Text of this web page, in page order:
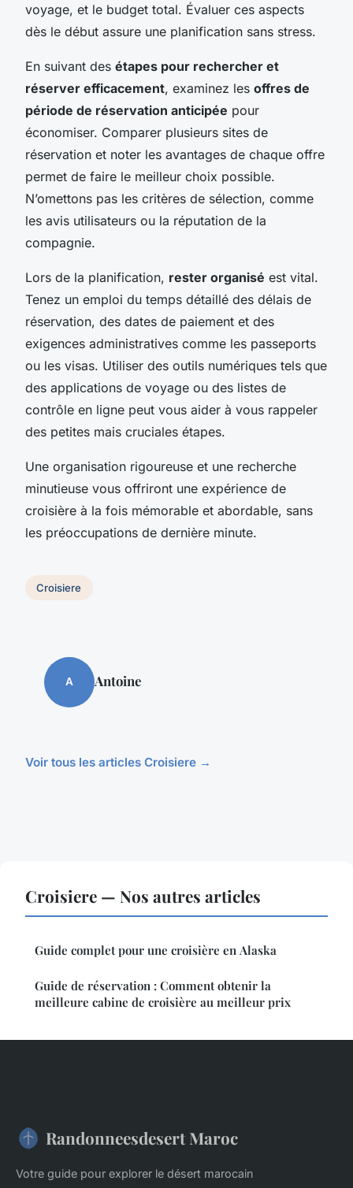
voyage, et le budget total. Évaluer ces aspects
dès le début assure une planification sans stress.
En suivant des étapes pour rechercher et
réserver efficacement, examinez les offres de
période de réservation anticipée pour
économiser. Comparer plusieurs sites de
réservation et noter les avantages de chaque offre
permet de faire le meilleur choix possible.
N’omettons pas les critères de sélection, comme
les avis utilisateurs ou la réputation de la
compagnie.
Lors de la planification, rester organisé est vital.
Tenez un emploi du temps détaillé des délais de
réservation, des dates de paiement et des
exigences administratives comme les passeports
ou les visas. Utiliser des outils numériques tels que
des applications de voyage ou des listes de
contrôle en ligne peut vous aider à vous rappeler
des petites mais cruciales étapes.
Une organisation rigoureuse et une recherche
minutieuse vous offriront une expérience de
croisière à la fois mémorable et abordable, sans
les préoccupations de dernière minute.
Croisiere
A Antoine
Voir tous les articles Croisiere →
Croisiere — Nos autres articles
Guide complet pour une croisière en Alaska
Guide de réservation : Comment obtenir la
meilleure cabine de croisière au meilleur prix
Randonneesdesert Maroc
Votre guide pour explorer le désert marocain